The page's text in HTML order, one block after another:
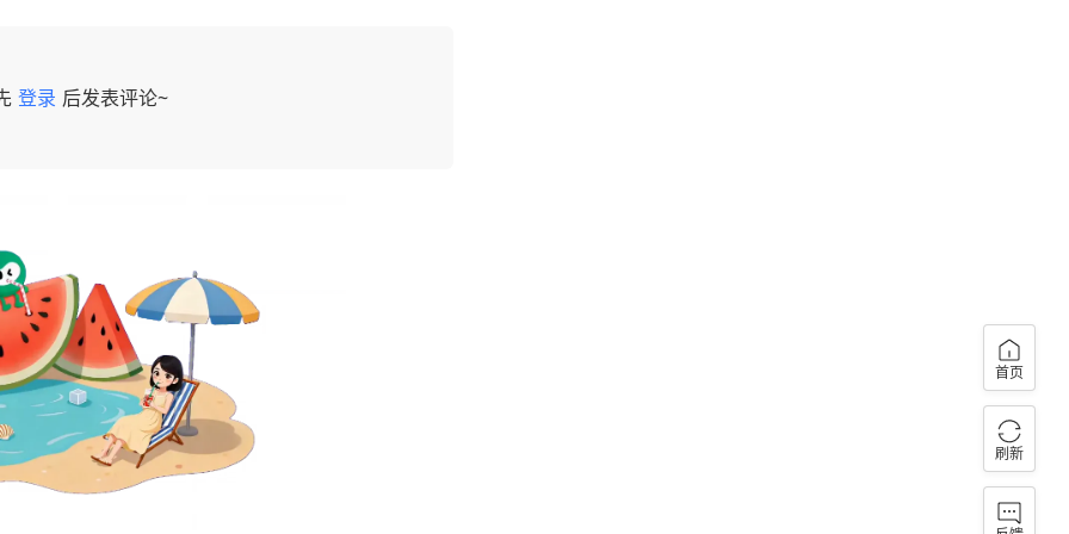
登录 后发表评论~
首页
刷新